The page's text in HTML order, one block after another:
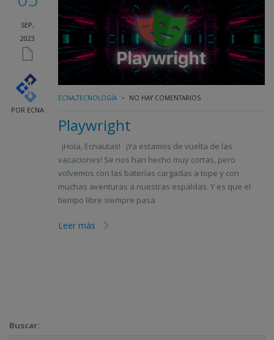
SEP,
2023
POR ECNA
ECNA,TECNOLOGÍA NO HAY COMENTARIOS
Playwright
¡Hola, Ecnautas! ¡Ya estamos de vuelta de las
vacaciones! Se nos han hecho muy cortas, pero
volvemos con las baterías cargadas a tope y con
muchas aventuras a nuestras espaldas. Y es que el
tiempo libre siempre pasa
Leer más
Buscar: